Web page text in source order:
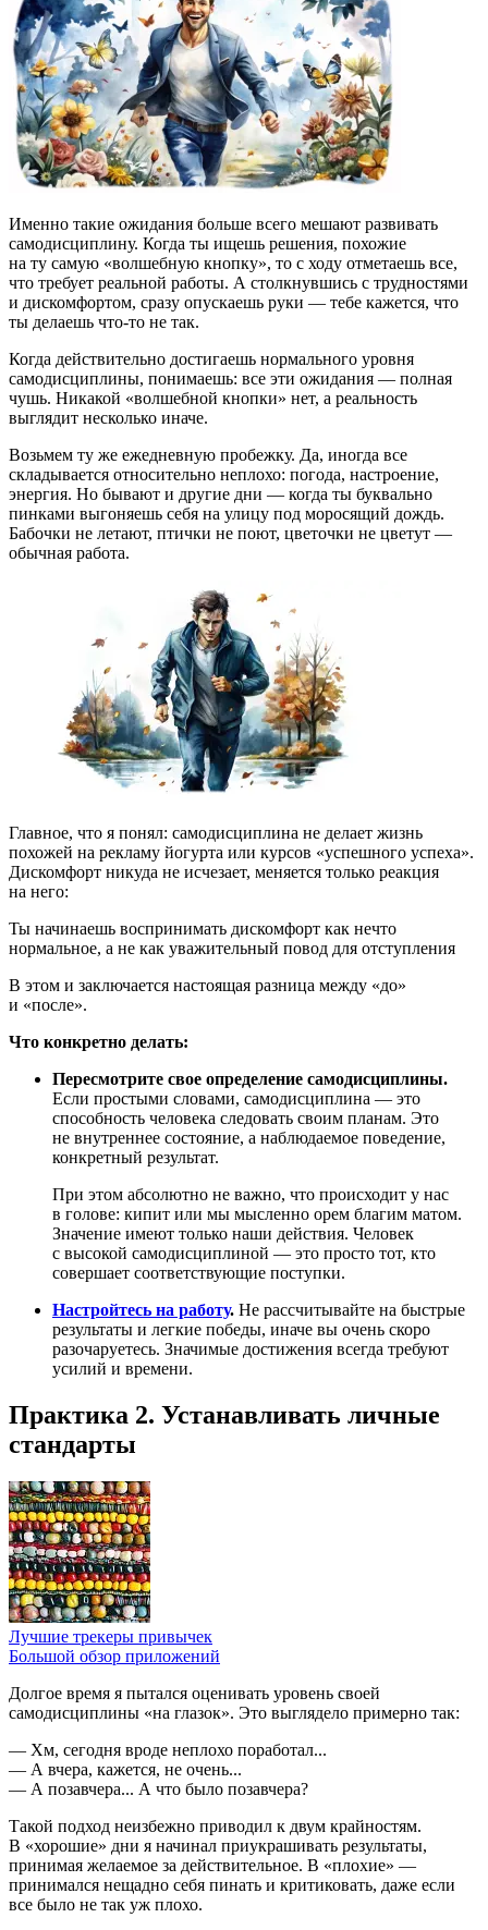
Именно такие ожидания больше всего мешают развивать
самодисциплину. Когда ты ищешь решения, похожие
на ту самую «волшебную кнопку», то с ходу отметаешь все,
что требует реальной работы. А столкнувшись с трудностями
и дискомфортом, сразу опускаешь руки — тебе кажется, что
ты делаешь что-то не так.
Когда действительно достигаешь нормального уровня
самодисциплины, понимаешь: все эти ожидания — полная
чушь. Никакой «волшебной кнопки» нет, а реальность
выглядит несколько иначе.
Возьмем ту же ежедневную пробежку. Да, иногда все
складывается относительно неплохо: погода, настроение,
энергия. Но бывают и другие дни — когда ты буквально
пинками выгоняешь себя на улицу под моросящий дождь.
Бабочки не летают, птички не поют, цветочки не цветут —
обычная работа.
Главное, что я понял: самодисциплина не делает жизнь
похожей на рекламу йогурта или курсов «успешного успеха».
Дискомфорт никуда не исчезает, меняется только реакция
на него:
Ты начинаешь воспринимать дискомфорт как нечто
нормальное, а не как уважительный повод для отступления
В этом и заключается настоящая разница между «до»
и «после».
Что конкретно делать:
Пересмотрите свое определение самодисциплины.
Если простыми словами, самодисциплина — это
способность человека следовать своим планам. Это
не внутреннее состояние, а наблюдаемое поведение,
конкретный результат.
При этом абсолютно не важно, что происходит у нас
в голове: кипит или мы мысленно орем благим матом.
Значение имеют только наши действия. Человек
с высокой самодисциплиной — это просто тот, кто
совершает соответствующие поступки.
Настройтесь на работу. Не рассчитывайте на быстрые
результаты и легкие победы, иначе вы очень скоро
разочаруетесь. Значимые достижения всегда требуют
усилий и времени.
Практика 2. Устанавливать личные
стандарты
Лучшие трекеры привычек
Большой обзор приложений
Долгое время я пытался оценивать уровень своей
самодисциплины «на глазок». Это выглядело примерно так:
— Хм, сегодня вроде неплохо поработал...
— А вчера, кажется, не очень...
— А позавчера... А что было позавчера?
Такой подход неизбежно приводил к двум крайностям.
В «хорошие» дни я начинал приукрашивать результаты,
принимая желаемое за действительное. В «плохие» —
принимался нещадно себя пинать и критиковать, даже если
все было не так уж плохо.